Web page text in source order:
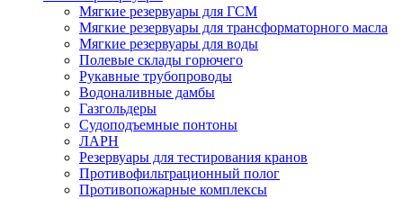
Мягкие резервуары для ГСМ
Мягкие резервуары для трансформаторного масла
Мягкие резервуары для воды
Полевые склады горючего
Рукавные трубопроводы
Водоналивные дамбы
Газгольдеры
Судоподъемные понтоны
ЛАРН
Резервуары для тестирования кранов
Противофильтрационный полог
Противопожарные комплексы